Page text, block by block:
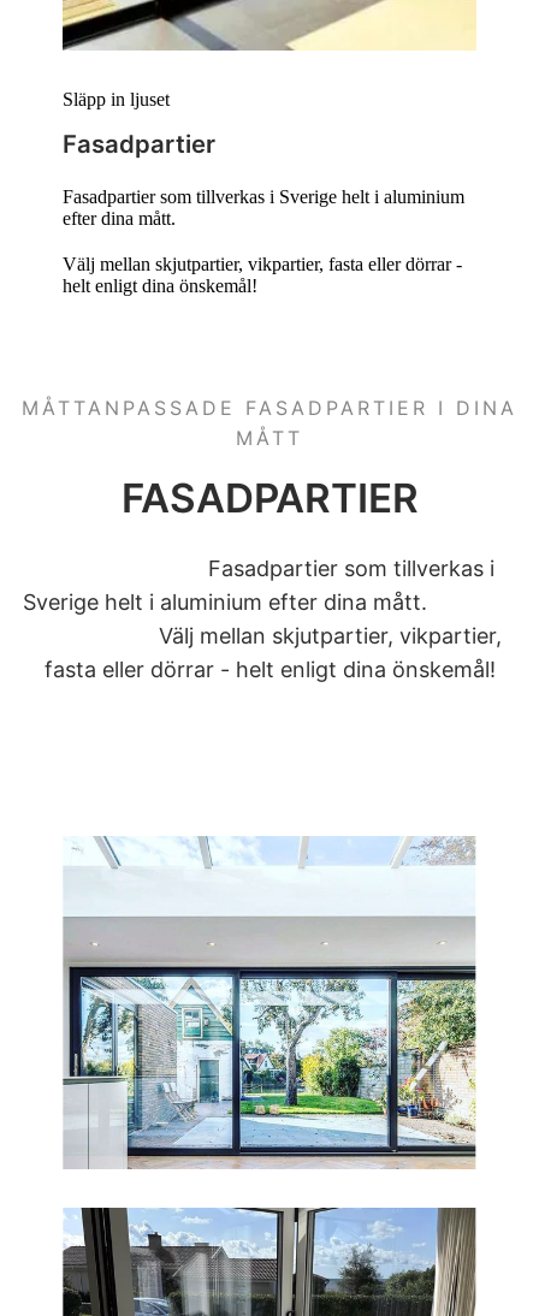
Släpp in ljuset
Fasadpartier
Fasadpartier som tillverkas i Sverige helt i aluminium
efter dina mått.
Välj mellan skjutpartier, vikpartier, fasta eller dörrar -
helt enligt dina önskemål!
MÅTTANPASSADE FASADPARTIER I DINA
MÅTT
FASADPARTIER
Fasadpartier som tillverkas i
Sverige helt i aluminium efter dina mått.
Välj mellan skjutpartier, vikpartier,
fasta eller dörrar - helt enligt dina önskemål!